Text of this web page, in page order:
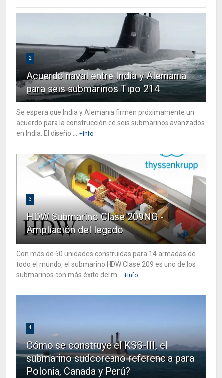
2
Acuerdo naval entre India y Alemania
para seis submarinos Tipo 214
Se espera que India y Alemania firmen próximamente un
acuerdo para la construcción de seis submarinos avanzados
en India. El diseño ...
+Info
3
HDW Submarino Clase 209NG -
Ampliación del legado
Con más de 60 unidades construidas para 14 armadas de
todo el mundo, el submarino HDW Clase 209 es uno de los
submarinos con más éxito del m...
+Info
4
Cómo se construye el KSS-III, el
submarino sudcoreano referencia para
Polonia, Canada y Perú?